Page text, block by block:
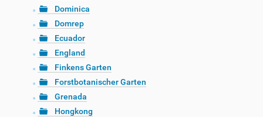
Dominica
Domrep
Ecuador
England
Finkens Garten
Forstbotanischer Garten
Grenada
Hongkong